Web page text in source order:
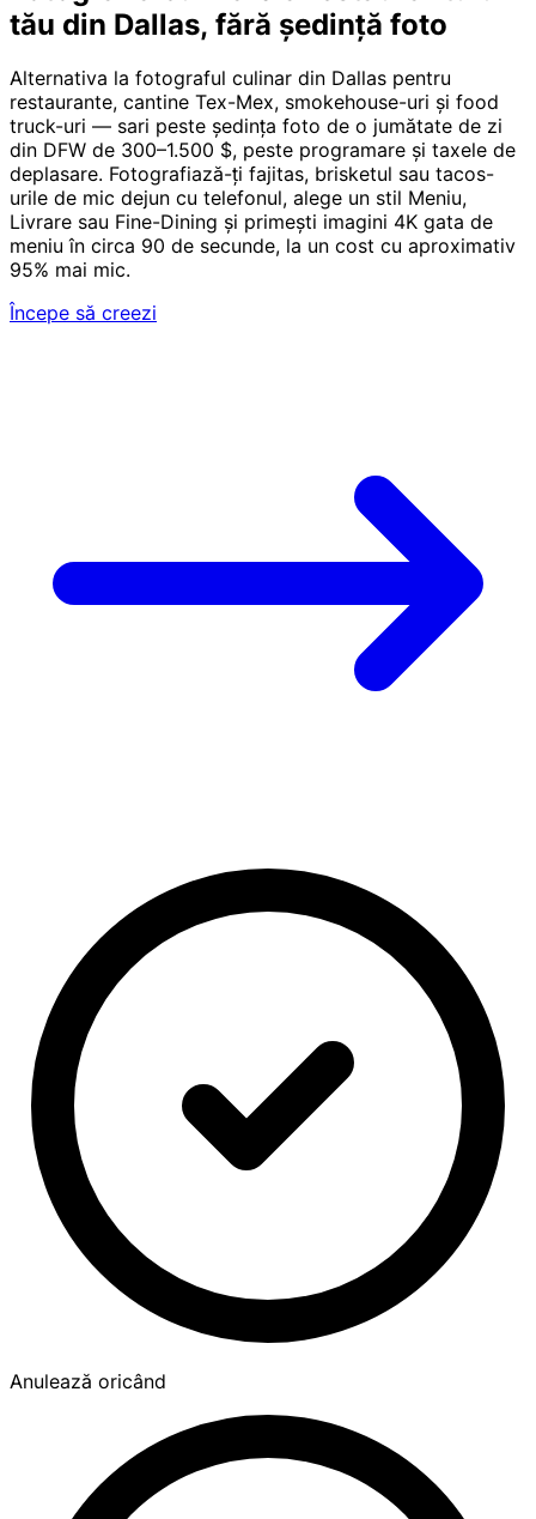
tău din Dallas, fără ședință foto
Alternativa la fotograful culinar din Dallas pentru
restaurante, cantine Tex-Mex, smokehouse-uri și food
truck-uri — sari peste ședința foto de o jumătate de zi
din DFW de 300–1.500 $, peste programare și taxele de
deplasare. Fotografiază-ți fajitas, brisketul sau tacos-
urile de mic dejun cu telefonul, alege un stil Meniu,
Livrare sau Fine-Dining și primești imagini 4K gata de
meniu în circa 90 de secunde, la un cost cu aproximativ
95% mai mic.
Începe să creezi
Anulează oricând